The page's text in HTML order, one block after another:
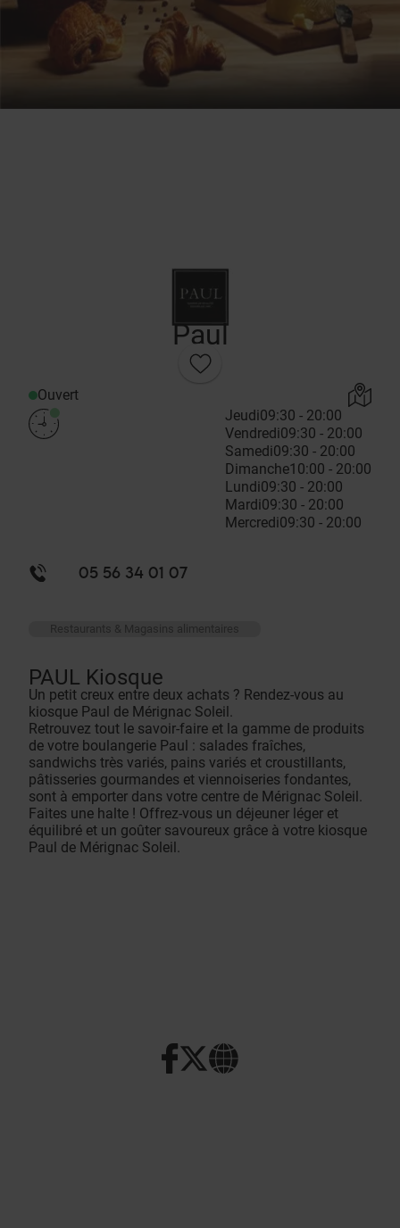
Paul
Ouvert
Jeudi09:30 - 20:00
Vendredi09:30 - 20:00
Samedi09:30 - 20:00
Dimanche10:00 - 20:00
Lundi09:30 - 20:00
Mardi09:30 - 20:00
Mercredi09:30 - 20:00
05 56 34 01 07
Restaurants & Magasins alimentaires
PAUL Kiosque
Un petit creux entre deux achats ? Rendez-vous au
kiosque Paul de Mérignac Soleil.
Retrouvez tout le savoir-faire et la gamme de produits
de votre boulangerie Paul : salades fraîches,
sandwichs très variés, pains variés et croustillants,
pâtisseries gourmandes et viennoiseries fondantes,
sont à emporter dans votre centre de Mérignac Soleil.
Faites une halte ! Offrez-vous un déjeuner léger et
équilibré et un goûter savoureux grâce à votre kiosque
Paul de Mérignac Soleil.